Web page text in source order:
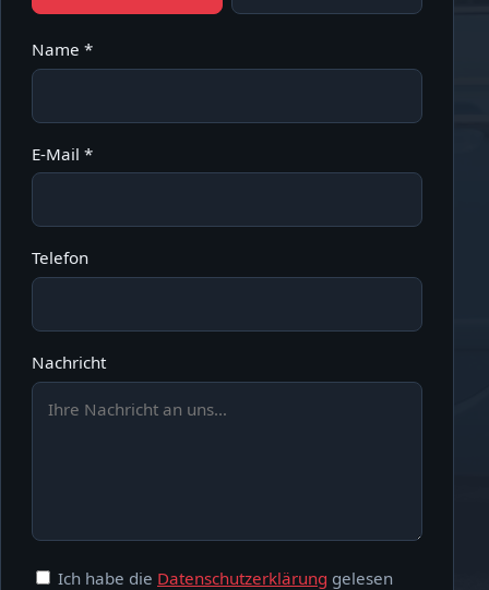
Name *
E-Mail *
Telefon
Nachricht
Ich habe die Datenschutzerklärung gelesen